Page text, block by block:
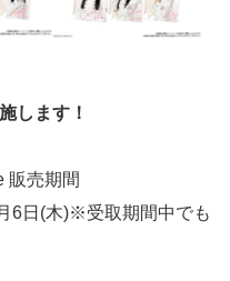
します！
販売期間
6日(木)※受取期間中でも